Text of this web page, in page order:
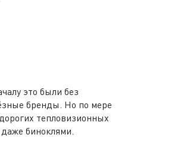
это были без
бренды. Но по мере
тепловизионных
биноклями.